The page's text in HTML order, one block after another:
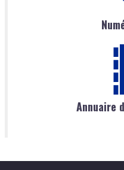
Annuaire